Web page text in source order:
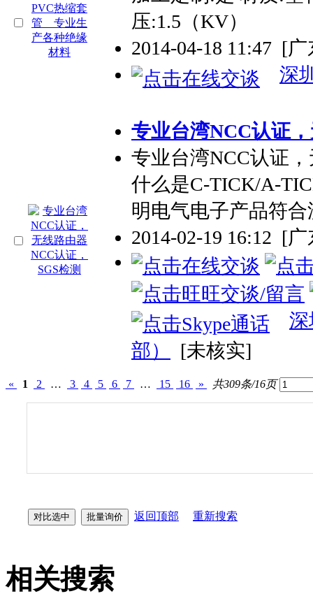
压:1.5（KV）
2014-04-18 11:47 [广
深
专业台湾NCC认证
专业台湾NCC认证
什么是C-TICK/A-
明电气电子产品符
2014-02-19 16:12 [广
深
部）
[未核实]
« 1 2 … 3 4 5 6 7 … 15 16 » 共309条/16页
返回顶部 重新搜索
相关搜索